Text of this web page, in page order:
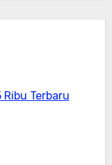
Ribu Terbaru